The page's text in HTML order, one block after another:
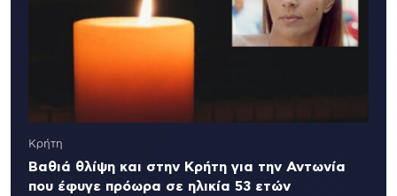
Κρήτη
Βαθιά θλίψη και στην Κρήτη για την Αντωνία
που έφυγε πρόωρα σε ηλικία 53 ετών